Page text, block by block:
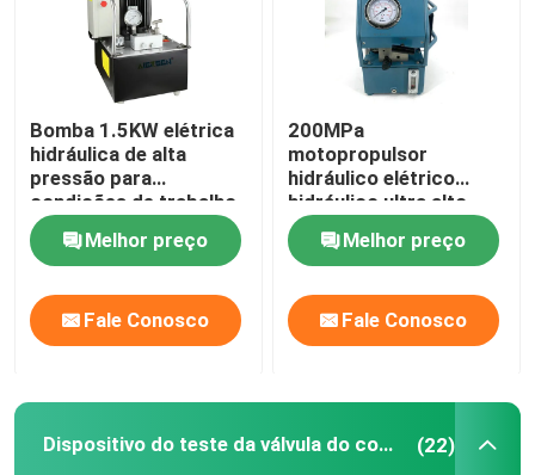
Sobre nós
Visita à fábrica
Controle de qualidade
Bomba de alta pressão hidráulica
Bomba 1.5KW elétrica
hidráulica de alta
pressão para
condições de trabalho
hidráulicas
Melhor preço
Fale Conosco
200MPa
motopropulsor
hidráulico elétrico
hidráulico ultra alto
2000Bar da bomba
DC220VMelhor preço
Fale Conosco
Dispositivo do teste da válvula do combustível (22)